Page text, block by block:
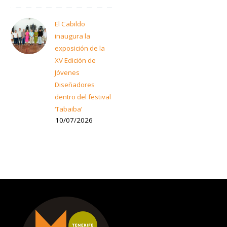
El Cabildo
inaugura la
exposición de la
XV Edición de
Jóvenes
Diseñadores
dentro del festival
‘Tabaiba’
10/07/2026